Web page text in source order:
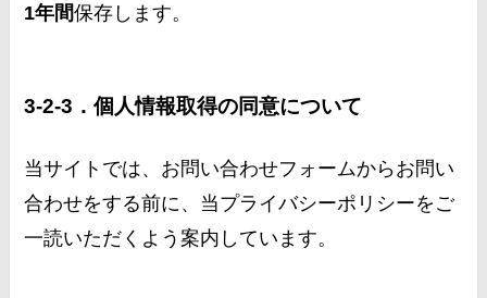
1年間保存します。
3-2-3．個人情報取得の同意について
当サイトでは、お問い合わせフォームからお問い
合わせをする前に、当プライバシーポリシーをご
一読いただくよう案内しています。